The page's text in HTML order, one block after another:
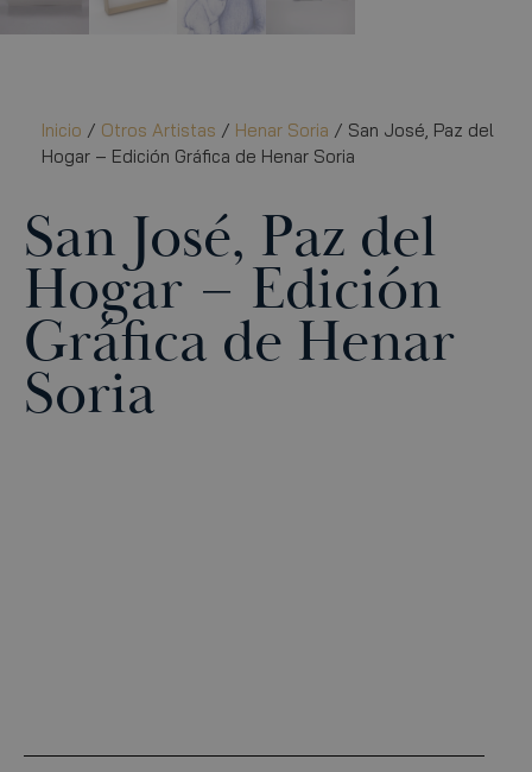
Inicio / Otros Artistas / Henar Soria / San José, Paz del
Hogar – Edición Gráfica de Henar Soria
San José, Paz del
Hogar – Edición
Gráfica de Henar
Soria